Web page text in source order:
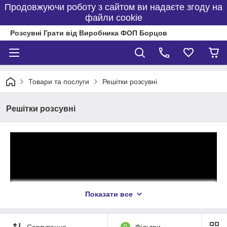
Продовжуючи роботу з сайтом ви надаєте згоду на
файли cookie
Розсувні Грати від Виробника ФОП Борцов
Товари та послуги Решітки розсувні
Решітки розсувні
Решітки розсувні
- це сучасний вид захисту проти злому і
Показати все